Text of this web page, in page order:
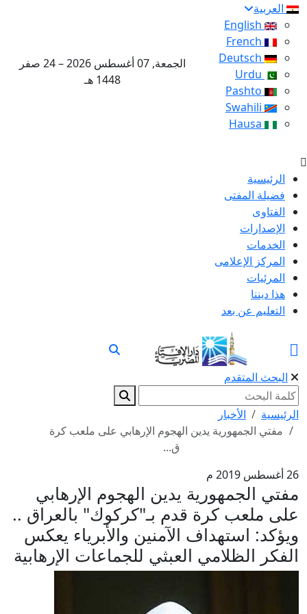
العربية
الجمعة, 07 أغسطس 2026 – 24 صفر
1448 هـ
الرئيسية
فضيلة المفتى
الفتاوى
الإصدارات
الخدمات
المركز الإعلامى
المرئيات
هذا ديننا
التعليم عن بعد
البحث المتقدم
الرئيسية
الأخبار
مفتي الجمهورية يدين الهجوم الإرهابي على ملعب كرة
ق...
26 أغسطس 2019 م
مفتي الجمهورية يدين الهجوم الإرهابي
على ملعب كرة قدم بـ"كركوك" بالعراق ..
ويؤكد: استهداف الآمنين والأبرياء يعكس
الفكر الظلامي العبثي للجماعات الإرهابية